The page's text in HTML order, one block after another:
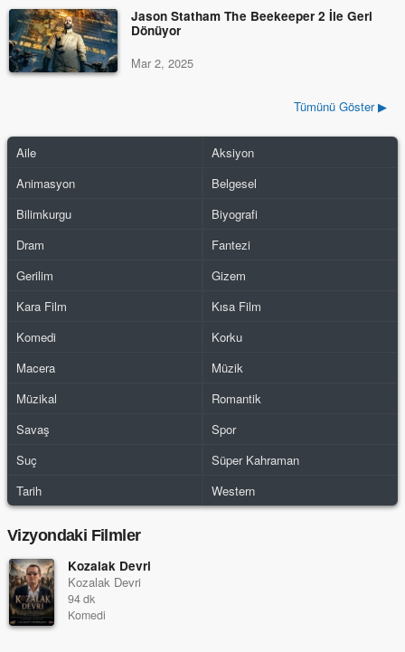
Jason Statham The Beekeeper 2 İle Geri
Dönüyor
Mar 2, 2025
Tümünü Göster ▶
Aile
Aksiyon
Animasyon
Belgesel
Bilimkurgu
Biyografi
Dram
Fantezi
Gerilim
Gizem
Kara Film
Kısa Film
Komedi
Korku
Macera
Müzik
Müzikal
Romantik
Savaş
Spor
Suç
Süper Kahraman
Tarih
Western
Vizyondaki Filmler
Kozalak Devri
Kozalak Devri
94 dk
Komedi